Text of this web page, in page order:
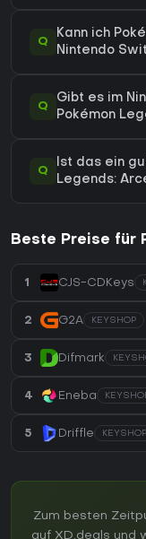
Q
Kann ich
Nintendo
Q
Gibt es im
Pokémon
Q
Ist das ein
Legends:
Beste Preise für
1 CJS-CDKeys
2 G2A KEYSHOP
3 Difmark
4 Eneba
5 Driffle KEYSHOP
Zum besten
auf XD.deals und